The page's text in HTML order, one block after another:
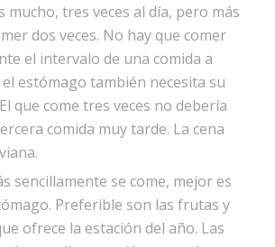
mucho, tres veces al día, pero más
dos veces. No hay que comer
el intervalo de una comida a
estómago también necesita su
que come tres veces no debería
comida muy tarde. La cena
sencillamente se come, mejor es
Preferible son las frutas y
ofrece la estación del año. Las